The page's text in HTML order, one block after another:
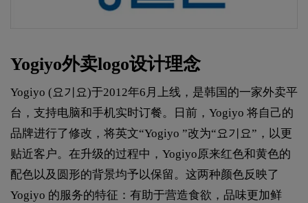
Yogiyo外卖logo设计理念
Yogiyo (요기요)于2012年6月上线，是韩国的一家外卖平
台，支持电脑和手机实时订餐。日前，Yogiyo 将自己的
品牌进行了修改，将英文“Yogiyo ”改为“요기요”，以更
贴近客户。在升级的过程中，Yogiyo原来红色和黄色的
配色以及圆形的背景均予以保留。这两种颜色反映了
Yogiyo 的服务的特征：有助于营造食欲，品味更加鲜